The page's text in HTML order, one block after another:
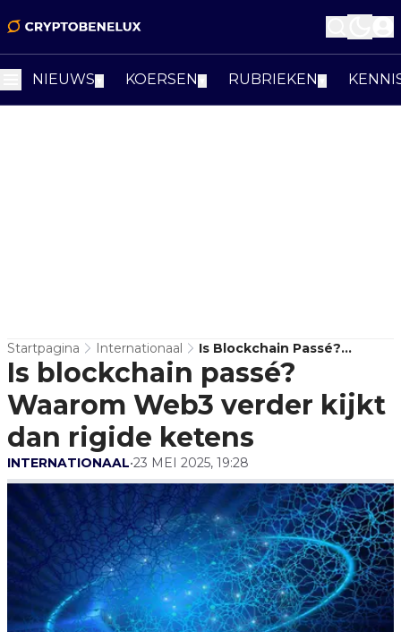
NIEUWS KOERSEN RUBRIEKEN
Startpagina Internationaal
Is Blockchain Passé?
Waarom Web3 Verder Kijkt
Dan Rigide Ketens
Is blockchain passé?
Waarom Web3 verder kijkt
dan rigide ketens
INTERNATIONAAL•23 MEI 2025, 19:28